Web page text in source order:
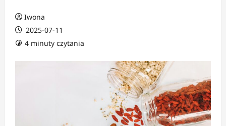
Iwona
2025-07-11
4 minuty czytania